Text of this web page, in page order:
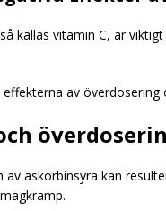
kallas vitamin C, är
av
av askorbinsyra kan